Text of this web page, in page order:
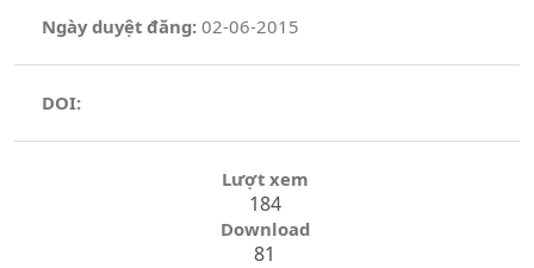
Ngày duyệt đăng:02-06-2015
DOI:
Lượt xem
184
Download
81